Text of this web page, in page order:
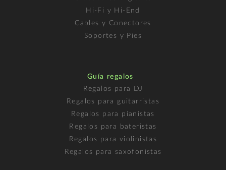
Hi-Fi y Hi-End
Cables y Conectores
Soportes y Pies
Guía regalos
Regalos para DJ
Regalos para guitarristas
Regalos para pianistas
Regalos para bateristas
Regalos para violinistas
Regalos para saxofonistas